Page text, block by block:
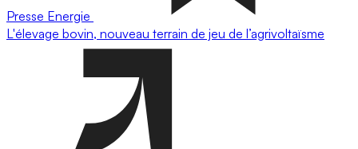
Presse Energie
L'élevage bovin, nouveau terrain de jeu de l’agrivoltaïsme